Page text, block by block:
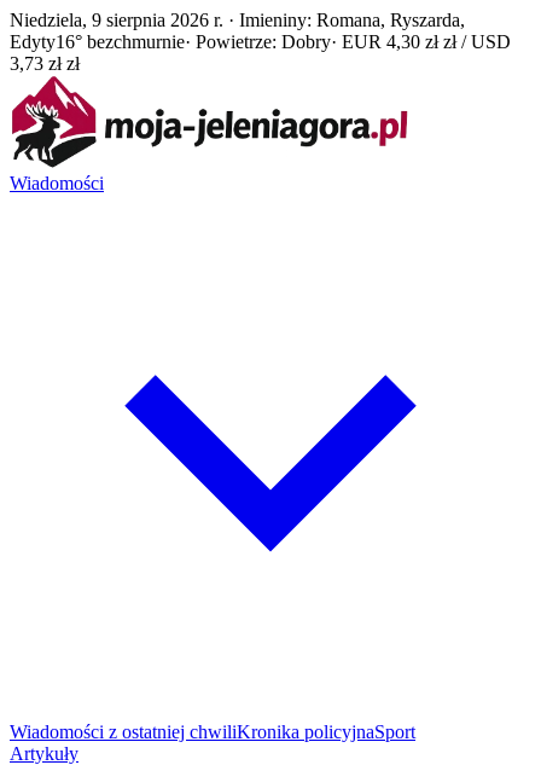
Niedziela, 9 sierpnia 2026 r. · Imieniny: Romana, Ryszarda,
Edyty16° bezchmurnie· Powietrze: Dobry· EUR 4,30 zł zł / USD
3,73 zł zł
Wiadomości
Wiadomości z ostatniej chwiliKronika policyjnaSport
Artykuły